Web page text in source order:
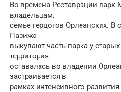
Во времена Реставрации
владельцам,
семье герцогов Орлеанских. В
Парижа
выкупают часть паркa у
территория
оставалась во владении
застраивается в
рамках интенсивного развития